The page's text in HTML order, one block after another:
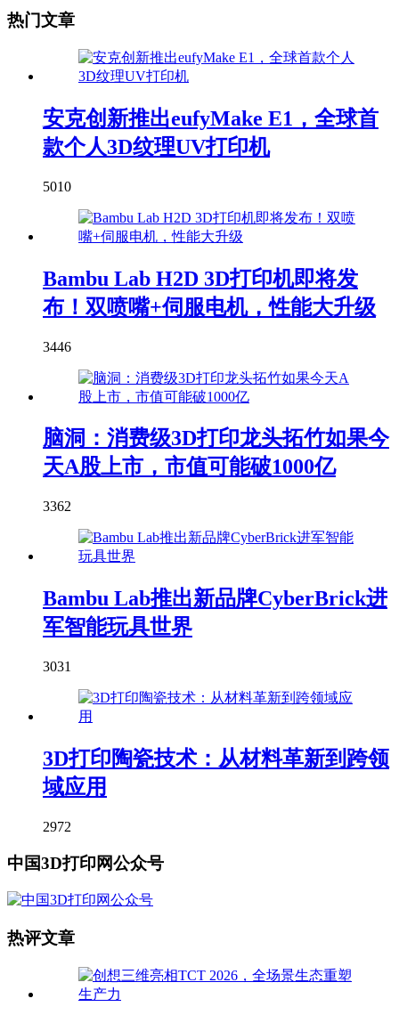
热门文章
安克创新推出eufyMake E1，全球首
款个人3D纹理UV打印机
5010
Bambu Lab H2D 3D打印机即将发
布！双喷嘴+伺服电机，性能大升级
3446
脑洞：消费级3D打印龙头拓竹如果今
天A股上市，市值可能破1000亿
3362
Bambu Lab推出新品牌CyberBrick进
军智能玩具世界
3031
3D打印陶瓷技术：从材料革新到跨领
域应用
2972
中国3D打印网公众号
热评文章